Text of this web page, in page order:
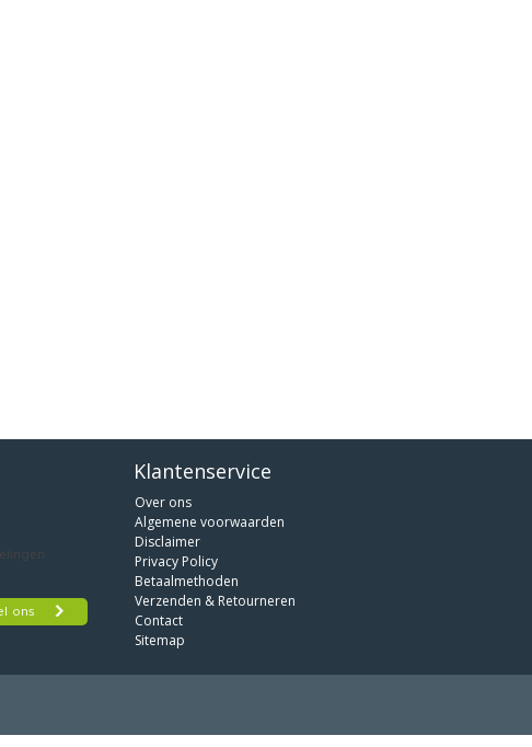
Klantenservice
Over ons
Algemene voorwaarden
Disclaimer
Privacy Policy
Betaalmethoden
Verzenden & Retourneren
Contact
Sitemap